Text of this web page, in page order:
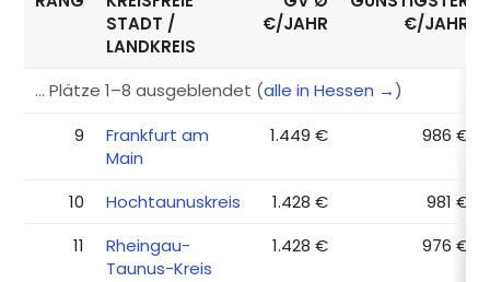
STADT /
LANDKREIS
€/JAHR
€/JAHR
… Plätze 1–8 ausgeblendet (alle in Hessen →)
9
Frankfurt am
Main
1.449 € 986 €
10 Hochtaunuskreis 1.428 €
981 €
11
Rheingau-
Taunus-Kreis
1.428 € 976 €